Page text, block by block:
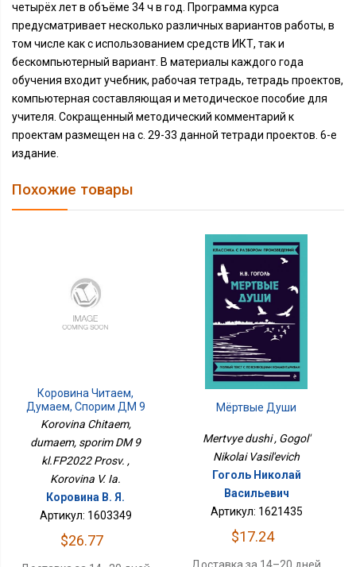
четырёх лет в объёме 34 ч в год. Программа курса
предусматривает несколько различных вариантов работы, в
том числе как с использованием средств ИКТ, так и
бескомпьютерный вариант. В материалы каждого года
обучения входит учебник, рабочая тетрадь, тетрадь проектов,
компьютерная составляющая и методическое пособие для
учителя. Сокращенный методический комментарий к
проектам размещен на с. 29-33 данной тетради проектов. 6-е
издание.
Похожие товары
Коровина Читаем,
Думаем, Спорим ДМ 9
Кл.ФП2022 Просв.
Korovina Chitaem,
dumaem, sporim DM 9
kl.FP2022 Prosv. ,
Korovina V. Ia.
Коровина В. Я.
Артикул: 1603349
$26.77
Мёртвые Души
Mertvye dushi , Gogol'
Nikolai Vasil'evich
Гоголь Николай
Васильевич
Артикул: 1621435
$17.24
Доставка за 14–20 дней